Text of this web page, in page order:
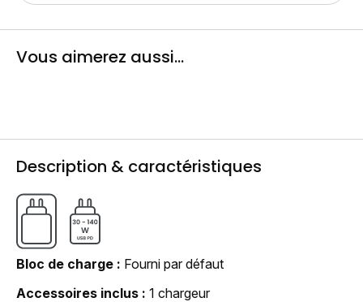
Vous aimerez aussi...
Description & caractéristiques
Bloc de charge
Fourni par défaut
Accessoires inclus
1 chargeur